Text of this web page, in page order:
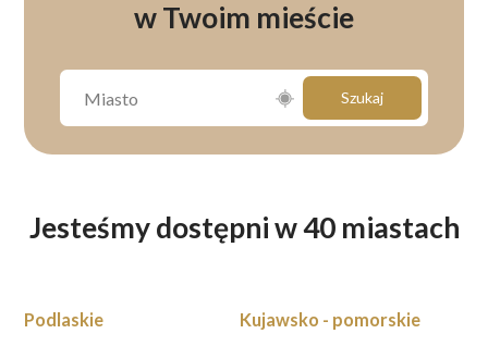
w Twoim mieście
Szukaj
Jesteśmy dostępni w 40 miastach
Podlaskie Kujawsko - pomorskie